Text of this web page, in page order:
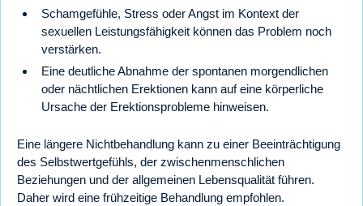
Schamgefühle, Stress oder Angst im Kontext der
sexuellen Leistungsfähigkeit können das Problem noch
verstärken.
Eine deutliche Abnahme der spontanen morgendlichen
oder nächtlichen Erektionen kann auf eine körperliche
Ursache der Erektionsprobleme hinweisen.
Eine längere Nichtbehandlung kann zu einer Beeinträchtigung
des Selbstwertgefühls, der zwischenmenschlichen
Beziehungen und der allgemeinen Lebensqualität führen.
Daher wird eine frühzeitige Behandlung empfohlen.